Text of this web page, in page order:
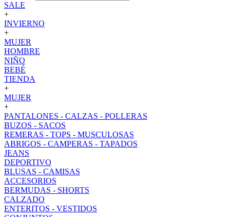
SALE
+
INVIERNO
+
MUJER
HOMBRE
NIÑO
BEBÉ
TIENDA
+
MUJER
+
PANTALONES - CALZAS - POLLERAS
BUZOS - SACOS
REMERAS - TOPS - MUSCULOSAS
ABRIGOS - CAMPERAS - TAPADOS
JEANS
DEPORTIVO
BLUSAS - CAMISAS
ACCESORIOS
BERMUDAS - SHORTS
CALZADO
ENTERITOS - VESTIDOS